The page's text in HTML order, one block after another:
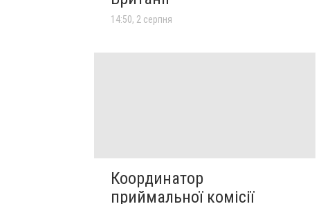
14:50, 2 серпня
Координатор
приймальної комісії